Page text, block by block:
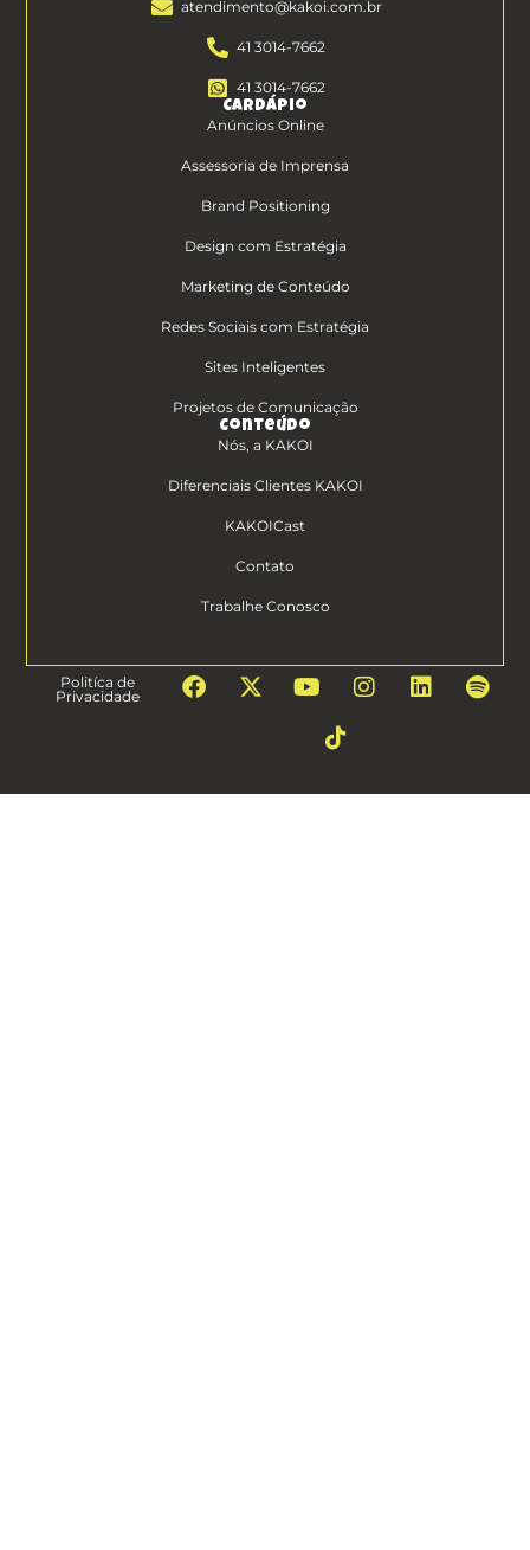
atendimento@kakoi.com.br
41 3014-7662
41 3014-7662
Cardápio
Anúncios Online
Assessoria de Imprensa
Brand Positioning
Design com Estratégia
Marketing de Conteúdo
Redes Sociais com Estratégia
Sites Inteligentes
Projetos de Comunicação
Conteúdo
Nós, a KAKOI
Diferenciais Clientes KAKOI
KAKOICast
Contato
Trabalhe Conosco
Politíca de
Privacidade